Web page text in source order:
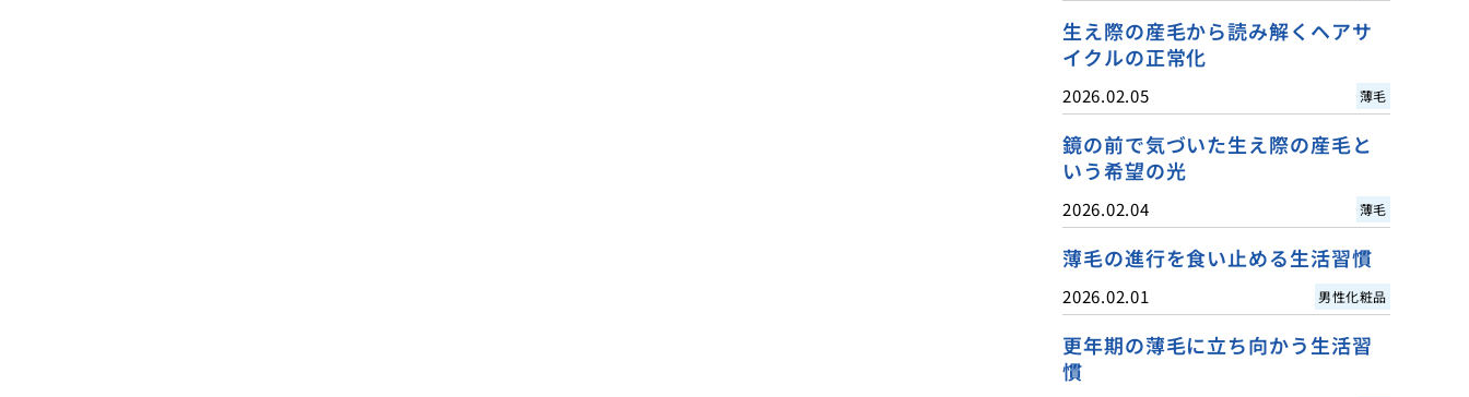
生え際の産毛から読み解くヘアサ
イクルの正常化
2026.02.05 薄毛
鏡の前で気づいた生え際の産毛と
いう希望の光
2026.02.04 薄毛
薄毛の進行を食い止める生活習慣
2026.02.01 男性化粧品
更年期の薄毛に立ち向かう生活習
慣